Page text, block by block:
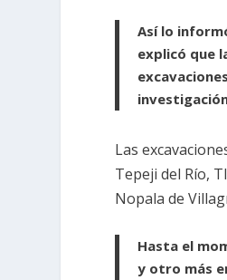
Así lo
explicó que
Las
Tepeji del Río,
Nopala de
Hasta el
y otro más